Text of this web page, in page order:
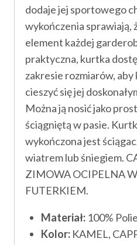
dodaje jej sportowego
wykończenia sprawiają,
element każdej
praktyczna, kurtka
zakresie rozmiarów, aby
cieszyć się jej
Można ją nosić jako
ściągniętą w pasie.
wykończona jest
wiatrem lub śniegiem.
ZIMOWA OCIPELNA
FUTERKIEM.
Materiał: 100%
Kolor: KAMEL,